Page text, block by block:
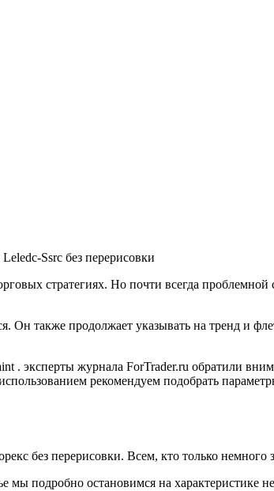
Ssrc без перерисовки
стратегиях. Но почти всегда
Он также продолжает указывать на тренд и
. эксперты журнала ForTrader.ru обратили
рекомендуем подобрать
без перерисовки. Всем, кто только немного
мы подробно остановимся на